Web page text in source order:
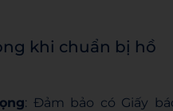
khi chuẩn bị hồ
: Đảm bảo có Giấy